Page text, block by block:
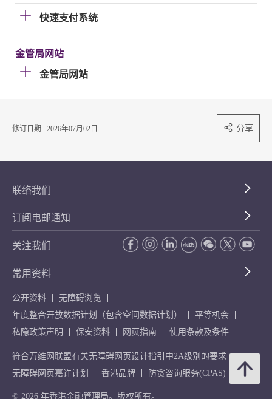
快速支付系统
金管局网站
金管局网站
修订日期 : 2026年07月02日 分享
联络我们
订阅电邮通知
关注我们
常用资料
公开资料
无障碍浏览
年度整合开放数据计划（包含空间数据计划）
平等机会
私隐政策声明
保安资料 网页指南 使用条款及条件
符合万维网联盟有关无障碍网页设计指引中2A级别的要求
无障碍网页嘉许计划
香港品牌 防贪咨询服务(CPAS)
© 2026 年香港金融管理局。版权所有。